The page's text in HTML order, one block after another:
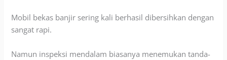
Mobil bekas banjir sering kali berhasil dibersihkan dengan
sangat rapi.
Namun inspeksi mendalam biasanya menemukan tanda-